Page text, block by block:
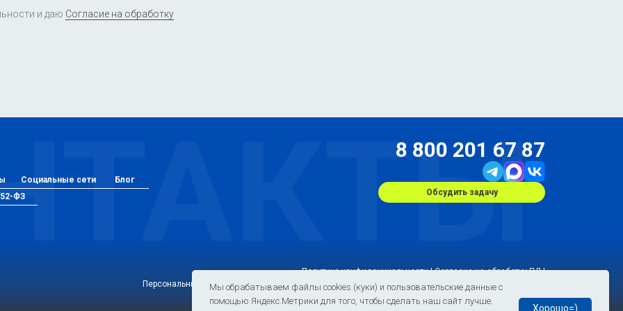
и даю Согласие на обработку
8 800 201 67 87
Обсудить задачу
Социальные сети
Блог
ФЗ
Политика конфиденциальности |Согласие на обработку ПД|
Персональные данные, опубликованные на сайте, размещены с согласия субъектов персональных
данных. Условия и запреты не установлены.
Мы обрабатываем файлы cookies (куки) и пользовательские данные с
помощью Яндекс.Метрики для того, чтобы сделать наш сайт лучше.
Хорошо=)